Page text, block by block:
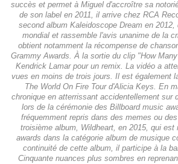
succès et permet à Miguel d'accroître sa
de son label en 2011, il arrive chez RCA
second album Kaleidoscope Dream en
mondial et rassemble l'avis unanime de la
obtient notamment la récompense de
Grammy Awards. À la sortie du clip "How
Kendrick Lamar pour un remix. La vidéo a
vues en moins de trois jours. Il est également
The World On Fire Tour d'Alicia Keys. En
chronique en atterrissant accidentellement sur
lors de la cérémonie des Billboard music
fréquemment repris dans des memes ou
troisième album, Wildheart, en 2015, qui est
awards dans la catégorie album de musique
continuité de cette album, il participe à la
Cinquante nuances plus sombres en